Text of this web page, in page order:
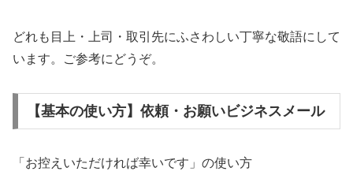
どれも目上・上司・取引先にふさわしい丁寧な敬語にして
います。ご参考にどうぞ。
【基本の使い方】依頼・お願いビジネスメール
「お控えいただければ幸いです」の使い方